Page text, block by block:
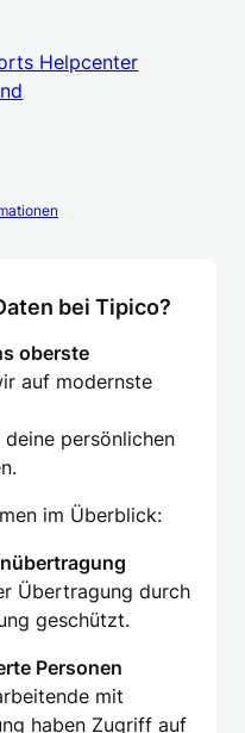
Helpcenter
bei Tipico?
oberste
auf modernste
persönlichen
im Überblick:
Übertragung durch
geschützt.
Personen
mit
haben Zugriff auf